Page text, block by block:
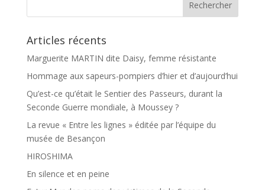
Articles récents
Marguerite MARTIN dite Daisy, femme résistante
Hommage aux sapeurs-pompiers d’hier et d’aujourd’hui
Qu’est-ce qu’était le Sentier des Passeurs, durant la
Seconde Guerre mondiale, à Moussey ?
La revue « Entre les lignes » éditée par l’équipe du
musée de Besançon
HIROSHIMA
En silence et en peine